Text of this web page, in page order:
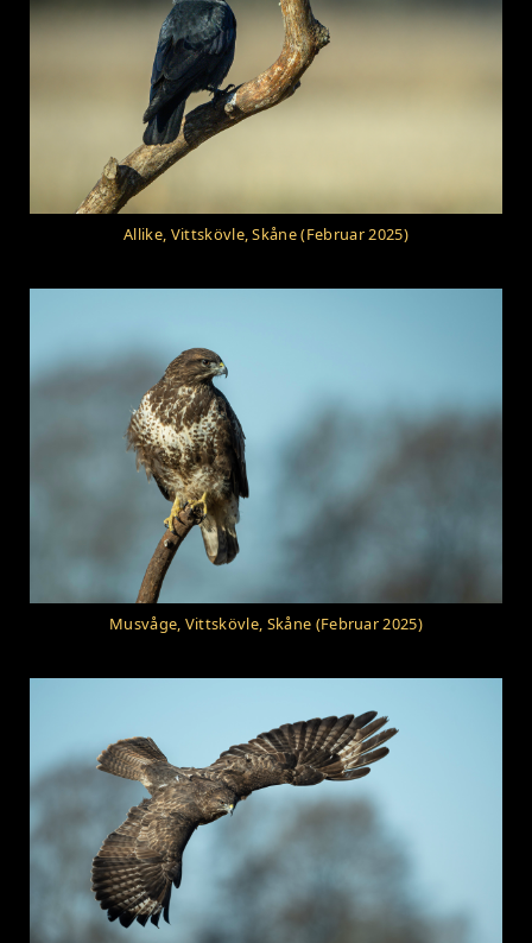
Allike, Vittskövle, Skåne (Februar 2025)
Musvåge, Vittskövle, Skåne (Februar 2025)